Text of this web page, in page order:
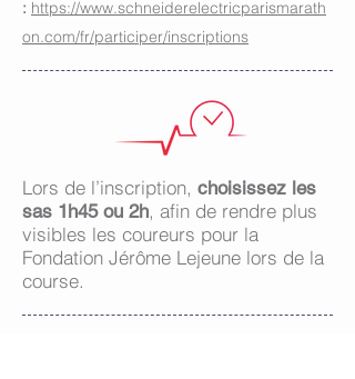
: https://www.schneiderelectricparismarath
on.com/fr/participer/inscriptions
Lors de l’inscription, choisissez les
sas 1h45 ou 2h, afin de rendre plus
visibles les coureurs pour la
Fondation Jérôme Lejeune lors de la
course.